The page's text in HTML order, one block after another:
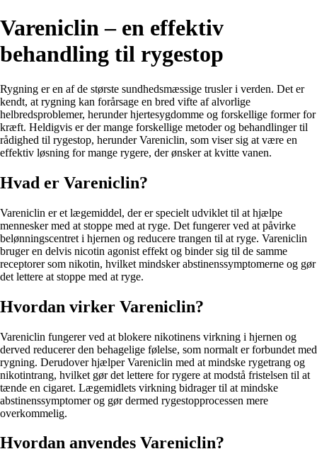
Vareniclin – en effektiv
behandling til rygestop
Rygning er en af de største sundhedsmæssige trusler i verden. Det er
kendt, at rygning kan forårsage en bred vifte af alvorlige
helbredsproblemer, herunder hjertesygdomme og forskellige former for
kræft. Heldigvis er der mange forskellige metoder og behandlinger til
rådighed til rygestop, herunder Vareniclin, som viser sig at være en
effektiv løsning for mange rygere, der ønsker at kvitte vanen.
Hvad er Vareniclin?
Vareniclin er et lægemiddel, der er specielt udviklet til at hjælpe
mennesker med at stoppe med at ryge. Det fungerer ved at påvirke
belønningscentret i hjernen og reducere trangen til at ryge. Vareniclin
bruger en delvis nicotin agonist effekt og binder sig til de samme
receptorer som nikotin, hvilket mindsker abstinenssymptomerne og gør
det lettere at stoppe med at ryge.
Hvordan virker Vareniclin?
Vareniclin fungerer ved at blokere nikotinens virkning i hjernen og
derved reducerer den behagelige følelse, som normalt er forbundet med
rygning. Derudover hjælper Vareniclin med at mindske rygetrang og
nikotintrang, hvilket gør det lettere for rygere at modstå fristelsen til at
tænde en cigaret. Lægemidlets virkning bidrager til at mindske
abstinenssymptomer og gør dermed rygestopprocessen mere
overkommelig.
Hvordan anvendes Vareniclin?